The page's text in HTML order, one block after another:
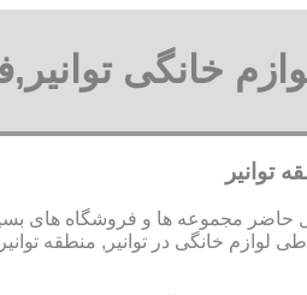
خانگی
توانیر
حاضر مجموعه ها و فروشگاه های
خانگی در توانیر, منطقه